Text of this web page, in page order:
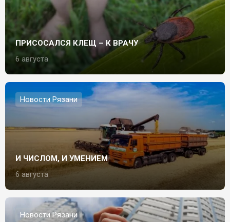
ПРИСОСАЛСЯ КЛЕЩ – К ВРАЧУ
6 августа
Новости Рязани
И ЧИСЛОМ, И УМЕНИЕМ
6 августа
Новости Рязани